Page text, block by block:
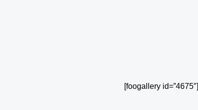
[foogallery id=”4675″]